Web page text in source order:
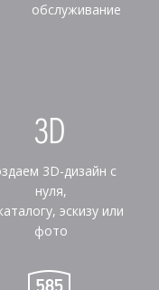
обслуживание
3D-дизайн с
нуля,
эскизу или
фото